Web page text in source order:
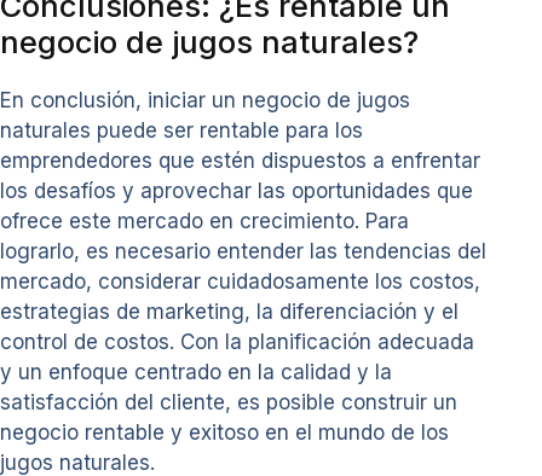
negocio de jugos naturales?
En conclusión, iniciar un negocio de jugos
naturales puede ser rentable para los
emprendedores que estén dispuestos a enfrentar
los desafíos y aprovechar las oportunidades que
ofrece este mercado en crecimiento. Para
lograrlo, es necesario entender las tendencias del
mercado, considerar cuidadosamente los costos,
estrategias de marketing, la diferenciación y el
control de costos. Con la planificación adecuada
y un enfoque centrado en la calidad y la
satisfacción del cliente, es posible construir un
negocio rentable y exitoso en el mundo de los
jugos naturales.